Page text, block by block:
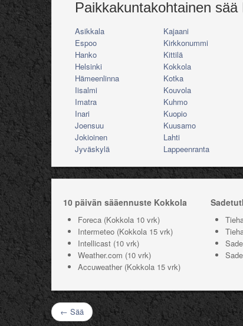
Paikkakuntakohtainen sää
Asikkala
Espoo
Hanko
Helsinki
Hämeenlinna
Iisalmi
Imatra
Inari
Joensuu
Jokioinen
Jyväskylä
Kajaani
Kirkkonummi
Kittilä
Kokkola
Kotka
Kouvola
Kuhmo
Kuopio
Kuusamo
Lahti
Lappeenranta
10 päivän sääennuste Kokkola
Foreca (Kokkola 10 vrk)
Intermeteo (Kokkola 15 vrk)
Intellicast (10 vrk)
Weather.com (10 vrk)
Accuweather(Kokkola 15 vrk)
← Sää